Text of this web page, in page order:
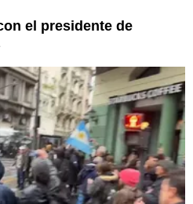
el presidente de